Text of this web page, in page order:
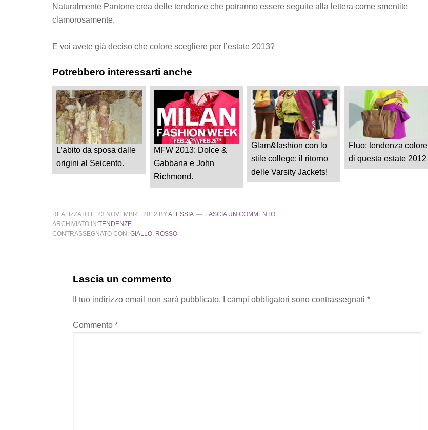
Naturalmente Pantone crea delle tendenze che potranno essere seguite alla lettera come smentite
clamorosamente.
E voi avete già deciso che colore scegliere per l’estate 2013?
Potrebbero interessarti anche
L’abito da sposa dalle
origini al Seicento.
MFW 2013: Dolce &
Gabbana e John
Richmond.
Glam&fashion con lo
stile college: il ritorno
delle Varsity Jackets!
Fluo: tendenza colore
di questa estate 2012
REALIZZATO IL 23 NOVEMBRE 2012 BYALESSIA
LASCIA UN COMMENTO
ARCHIVIATO IN:TENDENZE
CONTRASSEGNATO CON: GIALLO, ROSSO
Lascia un commento
Il tuo indirizzo email non sarà pubblicato. I campi obbligatori sono contrassegnati *
Commento *